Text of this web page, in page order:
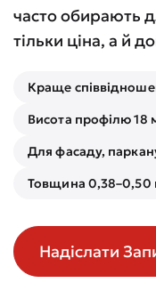
часто обирають
тільки ціна, а й
Краще
Висота профілю 18
Для фасаду,
Товщина 0,38–0,50
Надіслати